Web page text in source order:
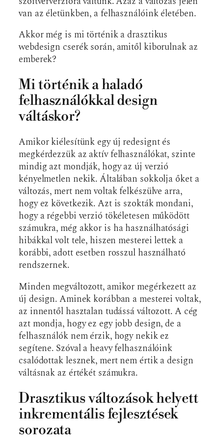
van az életünkben, a felhasználóink életében.
Akkor még is mi történik a drasztikus
webdesign cserék során, amitől kiborulnak az
emberek?
Mi történik a haladó
felhasználókkal design
váltáskor?
Amikor kiélesítünk egy új redesignt és
megkérdezzük az aktív felhasználókat, szinte
mindig azt mondják, hogy az új verzió
kényelmetlen nekik. Általában sokkolja őket a
változás, mert nem voltak felkészülve arra,
hogy ez következik. Azt is szokták mondani,
hogy a régebbi verzió tökéletesen működött
számukra, még akkor is ha használhatósági
hibákkal volt tele, hiszen mesterei lettek a
korábbi, adott esetben rosszul használható
rendszernek.
Minden megváltozott, amikor megérkezett az
új design. Aminek korábban a mesterei voltak,
az innentől hasztalan tudássá változott. A cég
azt mondja, hogy ez egy jobb design, de a
felhasználók nem érzik, hogy nekik ez
segítene. Szóval a heavy felhasználóink
csalódottak lesznek, mert nem értik a design
váltásnak az értékét számukra.
Drasztikus változások helyett
inkrementális fejlesztések
sorozata